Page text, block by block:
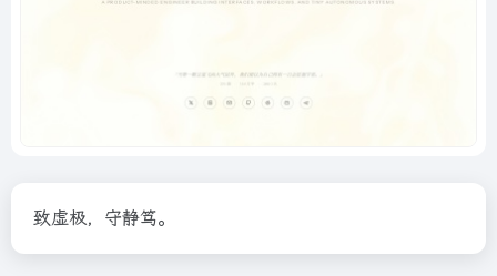
致虚极，守静笃。